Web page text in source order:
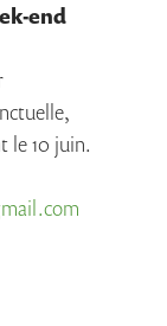
end
le 10 juin.